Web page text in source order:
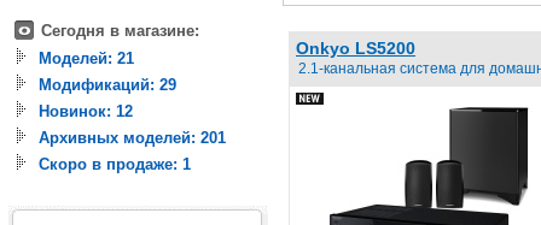
Сегодня в магазине:
Моделей: 21
Модификаций: 29
Новинок: 12
Архивных моделей: 201
Скоро в продаже: 1
Onkyo LS5200
2.1-канальная система для